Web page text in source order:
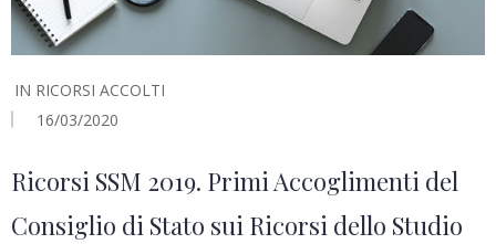
IN RICORSI ACCOLTI
16/03/2020
Ricorsi SSM 2019. Primi Accoglimenti del
Consiglio di Stato sui Ricorsi dello Studio